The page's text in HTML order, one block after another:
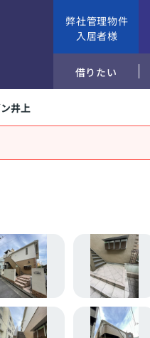
弊社管理物件
入居者様
借りたい
井上